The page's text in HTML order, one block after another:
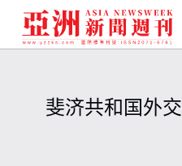
斐济共和国外